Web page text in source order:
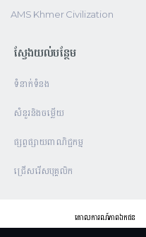
S1:E11
AMS Khmer Civilization
ស្វែងយល់បន្ថែម
ទំនាក់ទំនង
សំនួរនិងចម្លើយ
ផ្សព្វផ្សាយពាណិជ្ជកម្ម
ជ្រើសរើសបុគ្គលិក
គោលការណ៍ភាពឯកជន